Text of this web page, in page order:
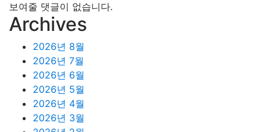
보여줄 댓글이 없습니다.
Archives
2026년 8월
2026년 7월
2026년 6월
2026년 5월
2026년 4월
2026년 3월